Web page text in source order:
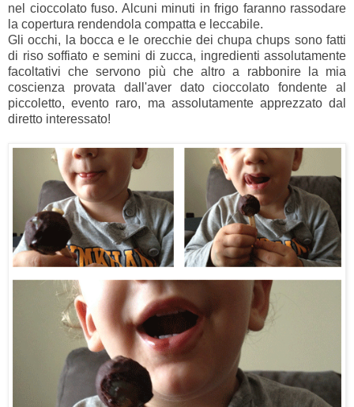
nel cioccolato fuso. Alcuni minuti in frigo faranno rassodare
la copertura rendendola compatta e leccabile.
Gli occhi, la bocca e le orecchie dei chupa chups sono fatti
di riso soffiato e semini di zucca, ingredienti assolutamente
facoltativi che servono più che altro a rabbonire la mia
coscienza provata dall'aver dato cioccolato fondente al
piccoletto, evento raro, ma assolutamente apprezzato dal
diretto interessato!